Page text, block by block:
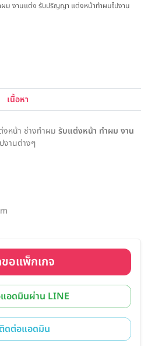
ม งานแต่ง รับปริญญา แต่งหน้าทำผมไปงาน
เนื้อหา
งหน้า ช่างทำผม รับแต่งหน้า ทำผม งาน
งานต่างๆ
อแพ็กเกจ
อดมินผ่าน LINE
ดต่อแอดมิน